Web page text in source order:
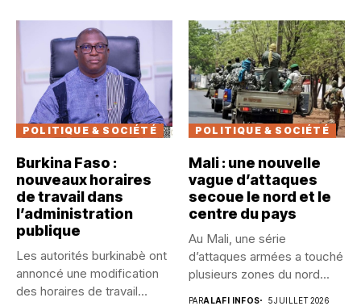
POLITIQUE & SOCIÉTÉ
Burkina Faso :
nouveaux horaires
de travail dans
l’administration
publique
Les autorités burkinabè ont
annoncé une modification
des horaires de travail
POLITIQUE & SOCIÉTÉ
Mali : une nouvelle
vague d’attaques
secoue le nord et le
centre du pays
Au Mali, une série
d’attaques armées a touché
plusieurs zones du nord...
PARALAFI INFOS 5 JUILLET 2026